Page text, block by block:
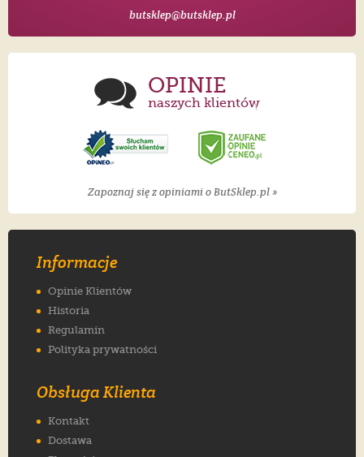
butsklep@butsklep.pl
OPINIE
naszych klientów
Zapoznaj się z opiniami o ButSklep.pl »
Informacje
Opinie Klientów
Historia
Regulamin
Polityka prywatności
Obsługa Klienta
Kontakt
Dostawa